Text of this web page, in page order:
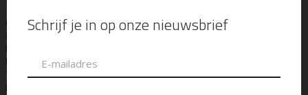
de Parfum
Enkelbandje Enveloptas Etherische Olie
Geurkaars
Home-Spray
Tasje
Mills Mini Bag Muts
Navulling ‘Catalytic’ Geurbrander